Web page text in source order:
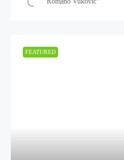
FEATURED